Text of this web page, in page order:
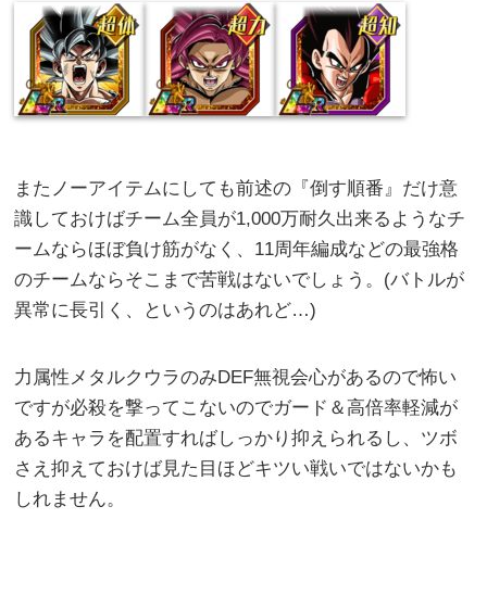
またノーアイテムにしても前述の『倒す順番』だけ意
識しておけばチーム全員が1,000万耐久出来るようなチ
ームならほぼ負け筋がなく、11周年編成などの最強格
のチームならそこまで苦戦はないでしょう。(バトルが
異常に長引く、というのはあれど…)
力属性メタルクウラのみDEF無視会心があるので怖い
ですが必殺を撃ってこないのでガード＆高倍率軽減が
あるキャラを配置すればしっかり抑えられるし、ツボ
さえ抑えておけば見た目ほどキツい戦いではないかも
しれません。